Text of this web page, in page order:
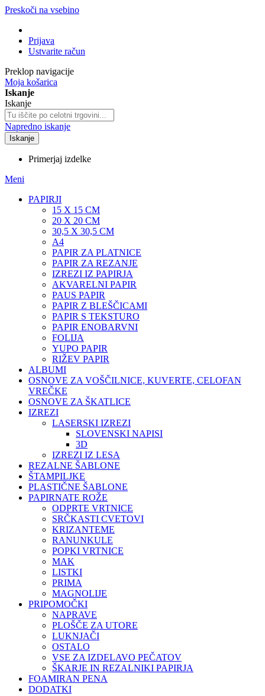
Preskoči na vsebino
Prijava
Ustvarite račun
Preklop navigacije
Moja košarica
Iskanje
Iskanje
Napredno iskanje
Iskanje
Primerjaj izdelke
Meni
PAPIRJI
15 X 15 CM
20 X 20 CM
30,5 X 30,5 CM
A4
PAPIR ZA PLATNICE
PAPIR ZA REZANJE
IZREZI IZ PAPIRJA
AKVARELNI PAPIR
PAUS PAPIR
PAPIR Z BLEŠČICAMI
PAPIR S TEKSTURO
PAPIR ENOBARVNI
FOLIJA
YUPO PAPIR
RIŽEV PAPIR
ALBUMI
OSNOVE ZA VOŠČILNICE, KUVERTE, CELOFAN
VREČKE
OSNOVE ZA ŠKATLICE
IZREZI
LASERSKI IZREZI
SLOVENSKI NAPISI
3D
IZREZI IZ LESA
REZALNE ŠABLONE
ŠTAMPILJKE
PLASTIČNE ŠABLONE
PAPIRNATE ROŽE
ODPRTE VRTNICE
SRČKASTI CVETOVI
KRIZANTEME
RANUNKULE
POPKI VRTNICE
MAK
LISTKI
PRIMA
MAGNOLIJE
PRIPOMOČKI
NAPRAVE
PLOŠČE ZA UTORE
LUKNJAČI
OSTALO
VSE ZA IZDELAVO PEČATOV
ŠKARJE IN REZALNIKI PAPIRJA
FOAMIRAN PENA
DODATKI